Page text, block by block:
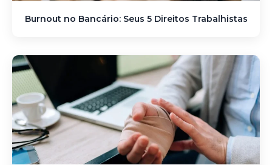
Burnout no Bancário: Seus 5 Direitos Trabalhistas